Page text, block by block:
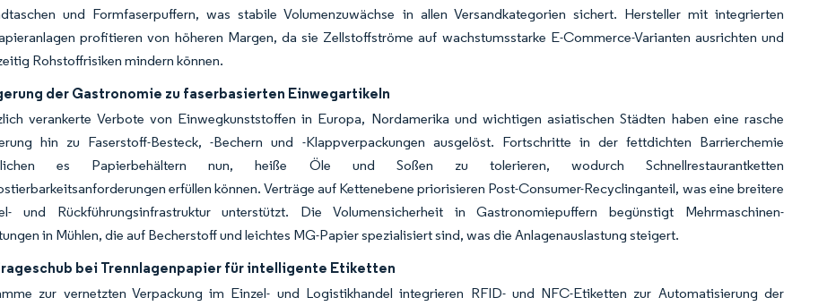
und Formfaserpuffern, was stabile Volumenzuwächse in allen Versandkategorien sichert. Hersteller mit integrierten
profitieren von höheren Margen, da sie Zellstoffströme auf wachstumsstarke E-Commerce-Varianten ausrichten und
Rohstoffrisiken mindern können.
der Gastronomie zu faserbasierten Einwegartikeln
verankerte Verbote von Einwegkunststoffen in Europa, Nordamerika und wichtigen asiatischen Städten haben eine rasche
hin zu Faserstoff-Besteck, -Bechern und -Klappverpackungen ausgelöst. Fortschritte in der fettdichten Barrierchemie
es Papierbehältern nun, heiße Öle und Soßen zu tolerieren, wodurch Schnellrestaurantketten
erfüllen können. Verträge auf Kettenebene priorisieren Post-Consumer-Recyclinganteil, was eine breitere
und Rückführungsinfrastruktur unterstützt. Die Volumensicherheit in Gastronomiepuffern begünstigt Mehrmaschinen-
in Mühlen, die auf Becherstoff und leichtes MG-Papier spezialisiert sind, was die Anlagenauslastung steigert.
bei Trennlagenpapier für intelligente Etiketten
zur vernetzten Verpackung im Einzel- und Logistikhandel integrieren RFID- und NFC-Etiketten zur Automatisierung der